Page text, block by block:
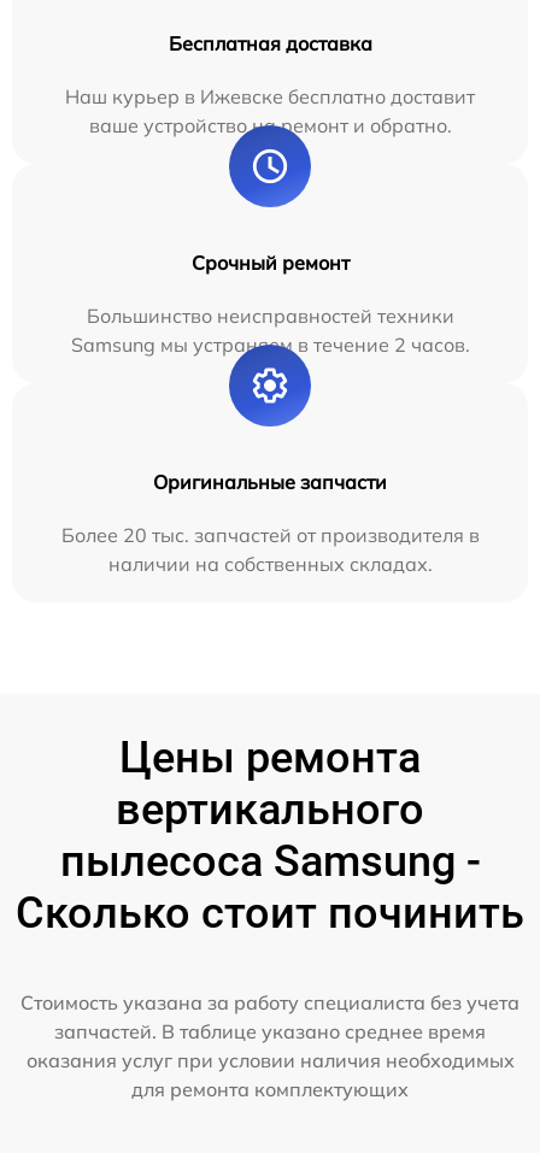
Бесплатная доставка
Наш курьер в Ижевске бесплатно доставит
ваше устройство на ремонт и обратно.
Срочный ремонт
Большинство неисправностей техники
Samsung мы устраняем в течение 2 часов.
Оригинальные запчасти
Более 20 тыс. запчастей от производителя в
наличии на собственных складах.
Цены ремонта
вертикального
пылесоса Samsung -
Сколько стоит починить
Стоимость указана за работу специалиста без учета
запчастей. В таблице указано среднее время
оказания услуг при условии наличия необходимых
для ремонта комплектующих